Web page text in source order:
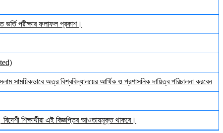
ভর্তি পরীক্ষার ফলাফল প্রকাশ।
সাময়িকভাবে অত্র বিশ্ববিদ্যালয়ের আর্থিক ও প্রশাসনিক দায়িত্ব পরিচালনা করবেন
শিক্ষার্থীরা এই বিজ্ঞপ্তির আওতায়মুক্ত থাকবে।